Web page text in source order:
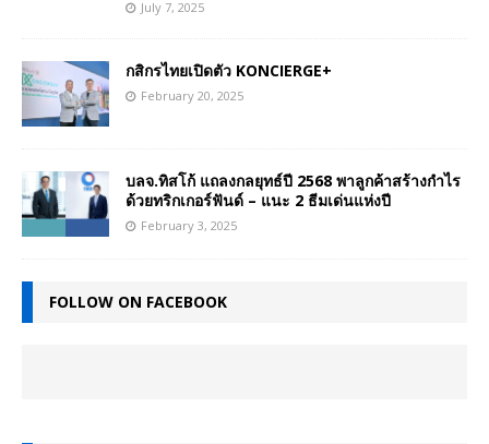
July 7, 2025
กสิกรไทยเปิดตัว KONCIERGE+
February 20, 2025
บลจ.ทิสโก้ แถลงกลยุทธ์ปี 2568 พาลูกค้าสร้างกำไร
ด้วยทริกเกอร์ฟันด์ – แนะ 2 ธีมเด่นแห่งปี
February 3, 2025
FOLLOW ON FACEBOOK